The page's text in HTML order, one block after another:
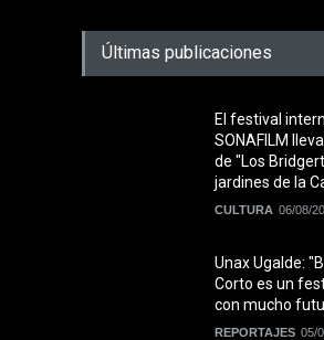
Últimas publicaciones
El festival
SONAFILM
de "Los
jardines de la
CULTURA 06/08/
Unax Ugalde:
Corto es un
con mucho
REPORTAJES 05/